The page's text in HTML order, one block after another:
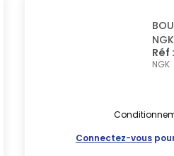
NGK
Réf
NGK
Connectez-vous